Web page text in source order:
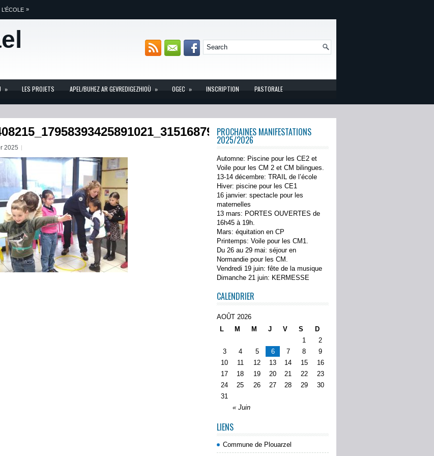
L’ÉCOLE »
» LES PROJETS APEL/BUHEZ AR GEVREDIGEZHIOÙ » OGEC » INSCRIPTION PASTORALE
2025
PROCHAINES MANIFESTATIONS
2025/2026
Automne: Piscine pour les CE2 et
Voile pour les CM 2 et CM bilingues.
13-14 décembre: TRAIL de l’école
Hiver: piscine pour les CE1
16 janvier: spectacle pour les
maternelles
13 mars: PORTES OUVERTES de
16h45 à 19h.
Mars: équitation en CP
Printemps: Voile pour les CM1.
Du 26 au 29 mai: séjour en
Normandie pour les CM.
Vendredi 19 juin: fête de la musique
Dimanche 21 juin: KERMESSE
CALENDRIER
AOÛT 2026
L
M M J V S D
« Juin
1
2
3
4 5 6 7 8
9
10
11 12 13 14 15
16
17
18 19 20 21 22
23
24
25 26 27 28 29
30
31
LIENS
Commune de Plouarzel